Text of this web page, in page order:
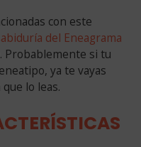
con este
del Eneagrama
Probablemente si tu
ya te vayas
lo leas.